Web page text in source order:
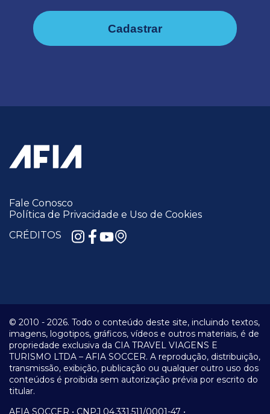
Cadastrar
Fale Conosco
Política de Privacidade e Uso de Cookies
CRÉDITOS
© 2010 - 2026. Todo o conteúdo deste site, incluindo textos,
imagens, logotipos, gráficos, vídeos e outros materiais, é de
propriedade exclusiva da CIA TRAVEL VIAGENS E
TURISMO LTDA – AFIA SOCCER. A reprodução, distribuição,
transmissão, exibição, publicação ou qualquer outro uso dos
conteúdos é proibida sem autorização prévia por escrito do
titular.
AFIA SOCCER • CNPJ 04.331.511/0001-47 •